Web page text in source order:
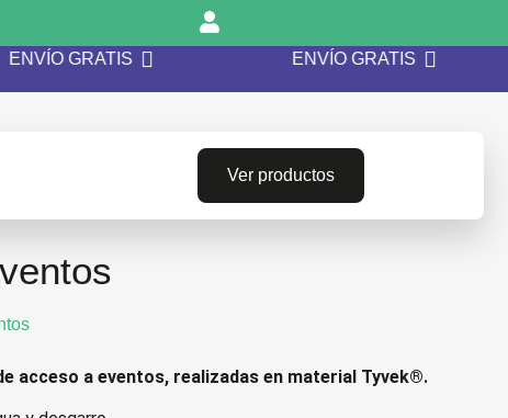
ENVÍO GRATIS ENVÍO GRATIS
Ver productos
acceso a eventos, realizadas en material Tyvek®.